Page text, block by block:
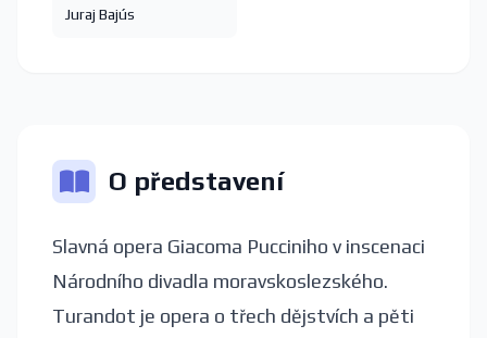
Juraj Bajús
O představení
Slavná opera Giacoma Pucciniho v inscenaci
Národního divadla moravskoslezského.
Turandot je opera o třech dějstvích a pěti